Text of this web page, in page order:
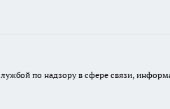
по надзору в сфере связи,